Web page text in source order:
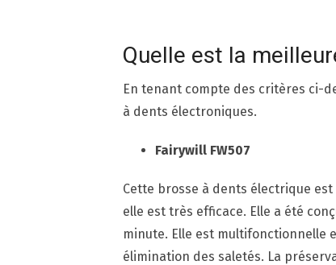
Quelle est la
En tenant compte des critères ci-
à dents électroniques.
Fairywill FW507
Cette brosse à dents électrique
elle est très efficace. Elle a été
minute. Elle est multifonctionnelle
élimination des saletés. La